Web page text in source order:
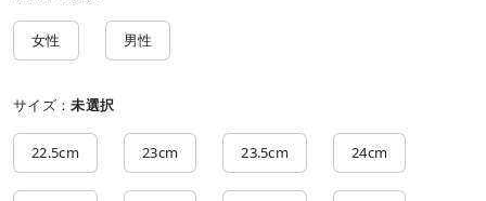
女性 男性
サイズ：未選択
22.5cm 23cm 23.5cm 24cm